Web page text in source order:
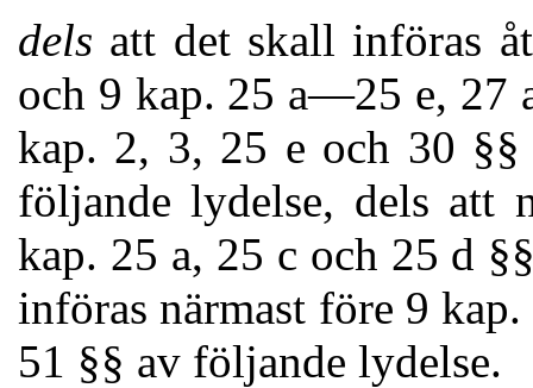
dels att det skall införas
och 9 kap. 25 a—25 e, 27
kap. 2, 3, 25 e och 30
följande lydelse, dels att
kap. 25 a, 25 c och 25 d
införas närmast före 9
51 §§ av följande lydelse.